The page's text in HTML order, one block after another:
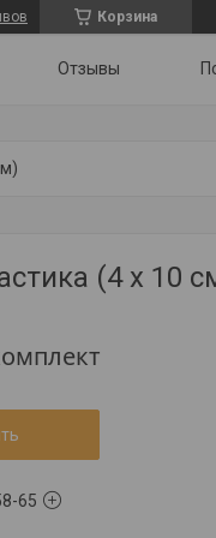
Корзина
Отзывы
(4 х 10
65